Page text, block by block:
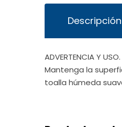
Descripción
ADVERTENCIA Y
Mantenga la
toalla húmeda